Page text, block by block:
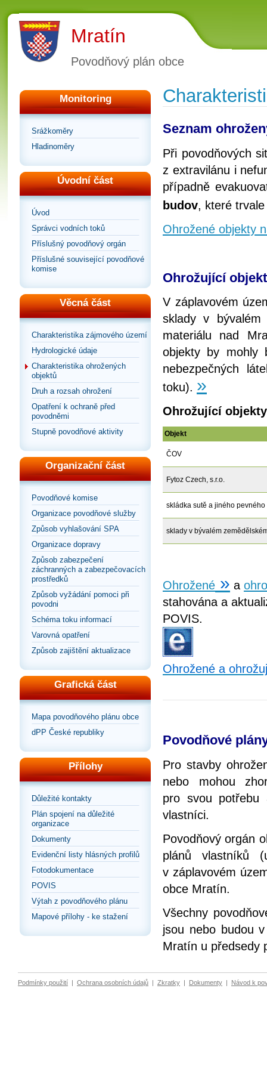
Mratín
Povodňový plán obce
Monitoring
Srážkoměry
Hladinoměry
Úvodní část
Úvod
Správci vodních toků
Příslušný povodňový orgán
Příslušné související povodňové
komise
Věcná část
Charakteristika zájmového území
Hydrologické údaje
Charakteristika ohrožených
objektů
Druh a rozsah ohrožení
Opatření k ochraně před
povodněmi
Stupně povodňové aktivity
Organizační část
Povodňové komise
Organizace povodňové služby
Způsob vyhlašování SPA
Organizace dopravy
Způsob zabezpečení
záchranných a zabezpečovacích
prostředků
Způsob vyžádání pomoci při
povodni
Schéma toku informací
Varovná opatření
Způsob zajištění aktualizace
Grafická část
Mapa povodňového plánu obce
dPP České republiky
Přílohy
Důležité kontakty
Plán spojení na důležité
organizace
Dokumenty
Evidenční listy hlásných profilů
Fotodokumentace
POVIS
Výtah z povodňového plánu
Mapové přílohy - ke stažení
Seznam
Při povodňových
z extravilánu i
případně
budov, které
Ohrožené objekty
Ohrožující
V záplavovém
sklady v bývalém
materiálu nad
objekty by mohly
nebezpečných
toku). »
Ohrožující
Objekt
ČOV
Fytoz Czech, s.r.o.
skládka sutě a jiného
sklady v bývalém
Ohrožené » a
stahována a
POVIS.
Ohrožené a
Povodňové
Pro stavby
nebo mohou
pro svou potřebu
vlastníci.
Povodňový orgán
plánů vlastníků
v záplavovém
obce Mratín.
Všechny
jsou nebo budou
Mratín u předsedy
Podmínky použití | Ochrana osobních údajů | Zkratky | Dokumenty | Návod k